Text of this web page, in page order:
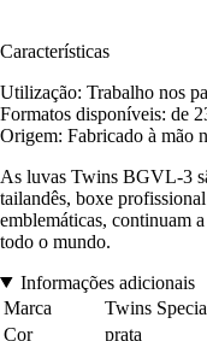
Características
Utilização: Trabalho nos
Formatos disponíveis: de
Origem: Fabricado à mão
As luvas Twins BGVL-3
tailandês, boxe
emblemáticas, continuam
todo o mundo.
Informações adicionais
Marca
Twins
Cor
prata